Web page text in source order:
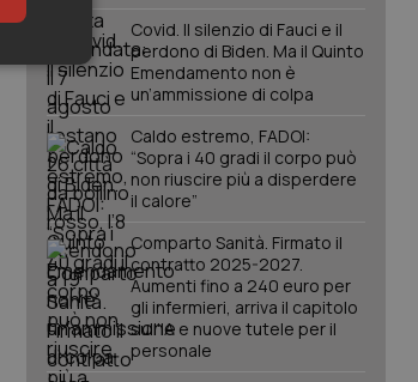
Covid. Il silenzio di Fauci e il
perdono di Biden. Ma il Quinto
Emendamento non è
un’ammissione di colpa
Caldo estremo, FADOI:
“Sopra i 40 gradi il corpo può
non riuscire più a disperdere
il calore”
Comparto Sanità. Firmato il
contratto 2025-2027.
Aumenti fino a 240 euro per
gli infermieri, arriva il capitolo
sull'IA e nuove tutele per il
personale